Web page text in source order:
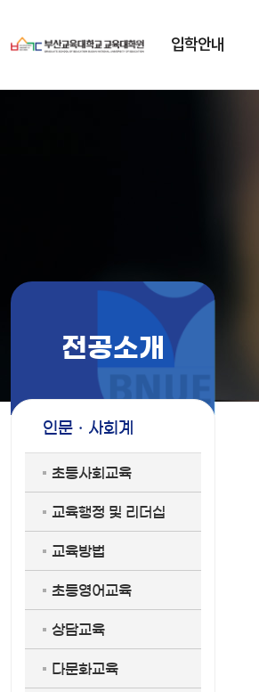
입학안내
전공소개
인문ㆍ사회계
초등사회교육
교육행정 및 리더십
교육방법
초등영어교육
상담교육
다문화교육